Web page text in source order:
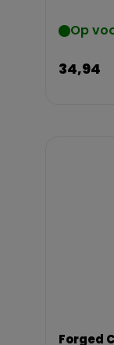
Op
34,94
Forged